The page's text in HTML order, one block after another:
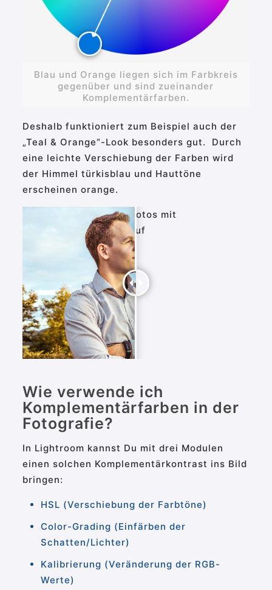
Blau und Orange liegen sich im Farbkreis
gegenüber und sind zueinander
Komplementärfarben.
Deshalb funktioniert zum Beispiel auch der
„Teal & Orange“-Look besonders gut. Durch
eine leichte Verschiebung der Farben wird
der Himmel türkisblau und Hauttöne
erscheinen orange.
Wie verwende ich
Komplementärfarben in der
Fotografie?
In Lightroom kannst Du mit drei Modulen
einen solchen Komplementärkontrast ins Bild
bringen:
HSL (Verschiebung der Farbtöne)
Color-Grading (Einfärben der
Schatten/Lichter)
Kalibrierung (Veränderung der RGB-
Werte)